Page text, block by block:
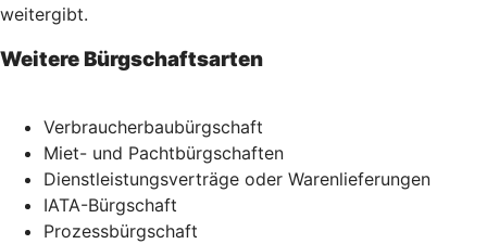
weitergibt.
Weitere Bürgschaftsarten
Verbraucherbaubürgschaft
Miet- und Pachtbürgschaften
Dienstleistungsverträge oder Warenlieferungen
IATA-Bürgschaft
Prozessbürgschaft